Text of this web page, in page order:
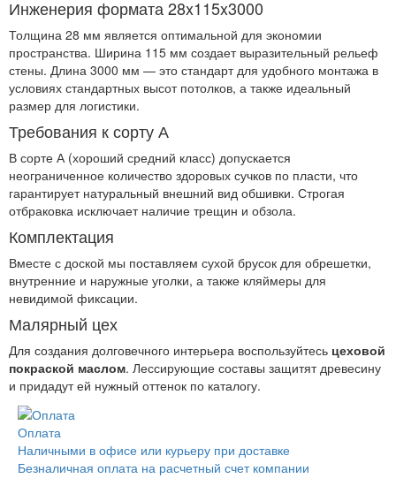
Инженерия формата 28x115x3000
Толщина 28 мм является оптимальной для экономии
пространства. Ширина 115 мм создает выразительный рельеф
стены. Длина 3000 мм — это стандарт для удобного монтажа в
условиях стандартных высот потолков, а также идеальный
размер для логистики.
Требования к сорту А
В сорте А (хороший средний класс) допускается
неограниченное количество здоровых сучков по пласти, что
гарантирует натуральный внешний вид обшивки. Строгая
отбраковка исключает наличие трещин и обзола.
Комплектация
Вместе с доской мы поставляем сухой брусок для обрешетки,
внутренние и наружные уголки, а также кляймеры для
невидимой фиксации.
Малярный цех
Для создания долговечного интерьера воспользуйтесь цеховой
покраской маслом. Лессирующие составы защитят древесину
и придадут ей нужный оттенок по каталогу.
Оплата
Наличными в офисе или курьеру при доставке
Безналичная оплата на расчетный счет компании